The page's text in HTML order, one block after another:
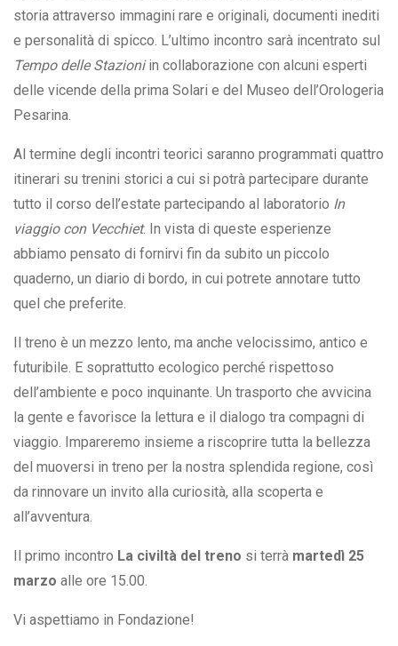
storia attraverso immagini rare e originali, documenti inediti
e personalità di spicco. L’ultimo incontro sarà incentrato sul
Tempo delle Stazioniin collaborazione con alcuni esperti
delle vicende della prima Solari e del Museo dell’Orologeria
Pesarina.
Al termine degli incontri teorici saranno programmati quattro
itinerari su trenini storici a cui si potrà partecipare durante
tutto il corso dell’estate partecipando al laboratorio In
viaggio con Vecchiet. In vista di queste esperienze
abbiamo pensato di fornirvi fin da subito un piccolo
quaderno, un diario di bordo, in cui potrete annotare tutto
quel che preferite.
Il treno è un mezzo lento, ma anche velocissimo, antico e
futuribile. E soprattutto ecologico perché rispettoso
dell’ambiente e poco inquinante. Un trasporto che avvicina
la gente e favorisce la lettura e il dialogo tra compagni di
viaggio. Impareremo insieme a riscoprire tutta la bellezza
del muoversi in treno per la nostra splendida regione, così
da rinnovare un invito alla curiosità, alla scoperta e
all’avventura.
Il primo incontro La civiltà del treno si terrà martedì 25
marzo alle ore 15.00.
Vi aspettiamo in Fondazione!